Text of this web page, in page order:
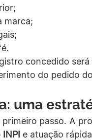
marca;
concedido
do pedido
uma
passo. A
e atuação